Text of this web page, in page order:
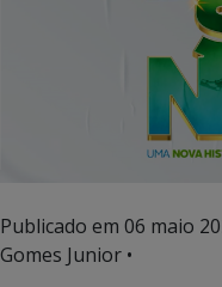
Publicado em 06 maio
Gomes Junior •